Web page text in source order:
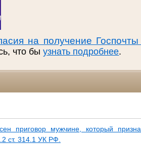
на получение
что быузнать подробнее.
приговор мужчине, который
ст. 314.1 УК РФ.